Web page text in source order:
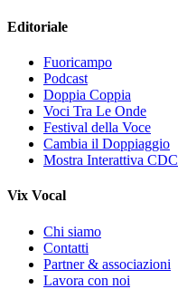
Editoriale
Fuoricampo
Podcast
Doppia Coppia
Voci Tra Le Onde
Festival della Voce
Cambia il Doppiaggio
Mostra Interattiva CDC
Vix Vocal
Chi siamo
Contatti
Partner & associazioni
Lavora con noi